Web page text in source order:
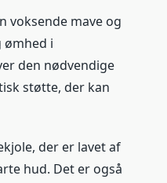
voksende mave og
ømhed i
den nødvendige
støtte, der kan
der er lavet af
hud. Det er også